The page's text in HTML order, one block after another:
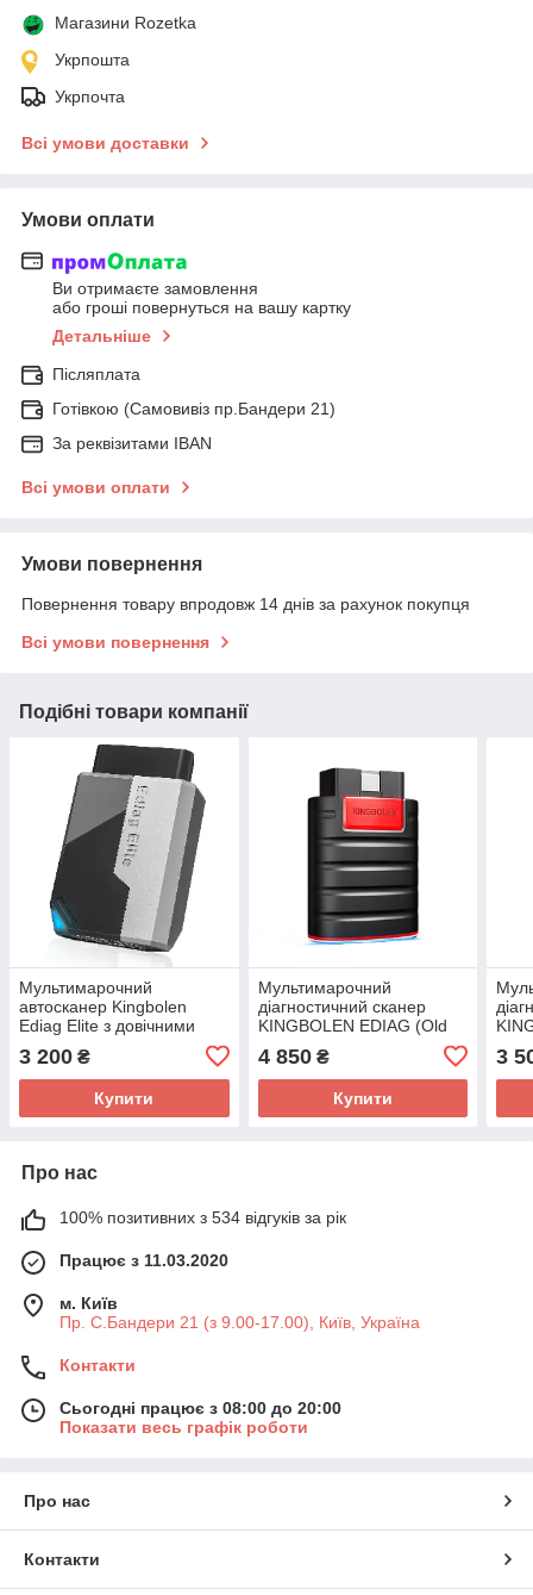
Магазини Rozetka
Укрпошта
Укрпочта
Всі умови доставки
Умови оплати
Ви отримаєте замовлення
або гроші повернуться на вашу картку
Детальніше
Післяплата
Готівкою (Самовивіз пр.Бандери 21)
За реквізитами IBAN
Всі умови оплати
Умови повернення
Повернення товару впродовж 14 днів за рахунок покупця
Всі умови повернення
Подібні товари компанії
Мультимарочний
автосканер Kingbolen
Ediag Elite з довічними
3 200 ₴
Купити
Мультимарочний
діагностичний сканер
KINGBOLEN EDIAG (Old
офіційна програма на 1
рік
4 850₴
Купити
рік
3
Про нас
100% позитивних з 534 відгуків за рік
Працює з 11.03.2020
м. Київ
Пр. С.Бандери 21 (з 9.00-17.00), Київ, Україна
Контакти
Сьогодні працює з 08:00 до 20:00
Показати весь графік роботи
Про нас
Контакти